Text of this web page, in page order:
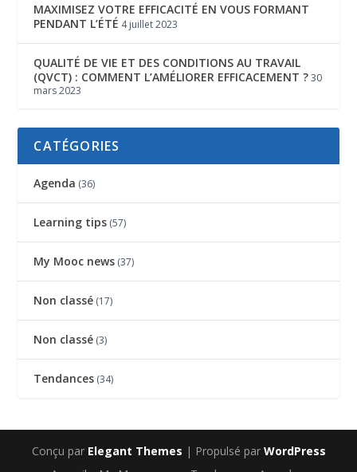
MAXIMISEZ VOTRE EFFICACITÉ EN VOUS FORMANT
PENDANT L’ÉTÉ 4 juillet 2023
QUALITÉ DE VIE ET DES CONDITIONS AU TRAVAIL
(QVCT) : COMMENT L’AMÉLIORER EFFICACEMENT ? 30
mars 2023
CATÉGORIES
Agenda (36)
Learning tips (57)
My Mooc news (37)
Non classé (17)
Non classé (3)
Tendances (34)
Conçu par Elegant Themes | Propulsé par WordPress